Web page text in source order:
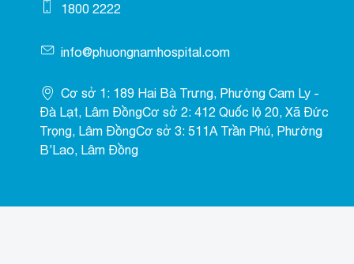
1800 2222
info@phuongnamhospital.com
Cơ sở 1: 189 Hai Bà Trưng, Phường Cam Ly -
Đà Lạt, Lâm ĐồngCơ sở 2: 412 Quốc lộ 20, Xã Đức
Trọng, Lâm ĐồngCơ sở 3: 511A Trần Phú, Phường
B’Lao, Lâm Đồng